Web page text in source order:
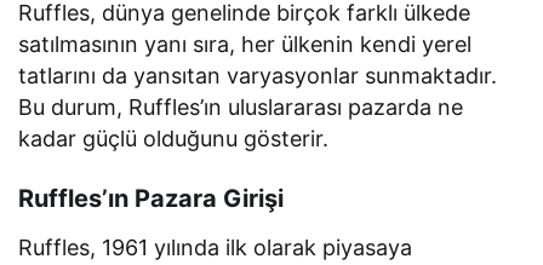
Ruffles, dünya genelinde birçok farklı ülkede
satılmasının yanı sıra, her ülkenin kendi yerel
tatlarını da yansıtan varyasyonlar sunmaktadır.
Bu durum, Ruffles’ın uluslararası pazarda ne
kadar güçlü olduğunu gösterir.
Ruffles’ın Pazara Girişi
Ruffles, 1961 yılında ilk olarak piyasaya